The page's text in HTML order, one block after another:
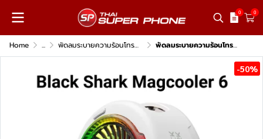
0 0
Home ... พัดลมระบายความร้อนโทรศัพท์ พัดลมระบายความร้อนโทรศัพท์ Black Shark Magcooler 6
-50%